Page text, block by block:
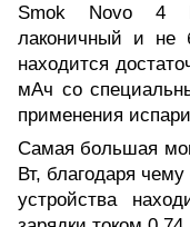
Smok Novo 4
лаконичный и не
находится
мАч со
применения
Самая большая
Вт, благодаря
устройства